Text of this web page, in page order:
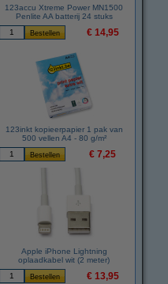
123accu Xtreme Power MN1500
Penlite AA batterij 24 stuks
€ 14,95
123inkt kopieerpapier 1 pak van
500 vellen A4 - 80 g/m²
€ 7,25
Apple iPhone Lightning
oplaadkabel wit (2 meter)
€ 13,95